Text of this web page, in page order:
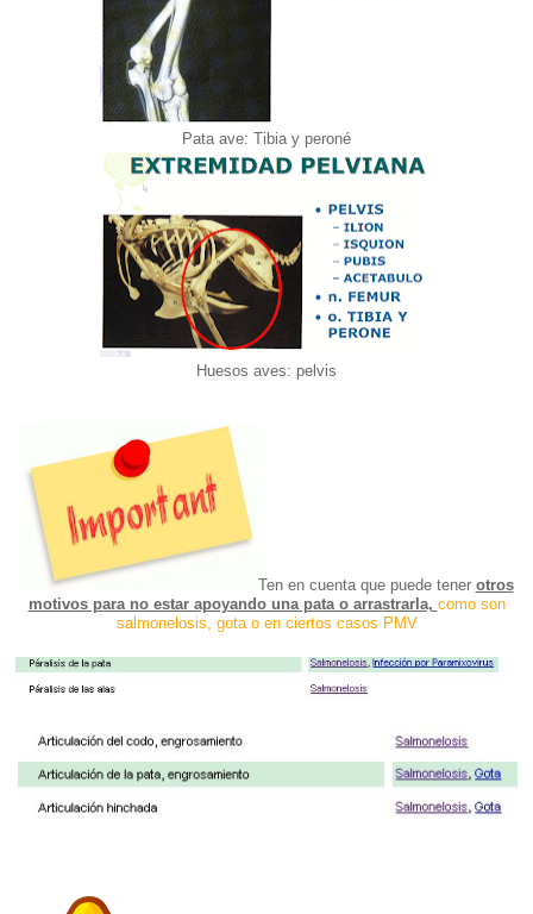
Pata ave: Tibia y peroné
Huesos aves: pelvis
Ten en cuenta que puede tener otros
motivos para no estar apoyando una pata o arrastrarla, como son
salmonelosis, gota o en ciertos casos PMV